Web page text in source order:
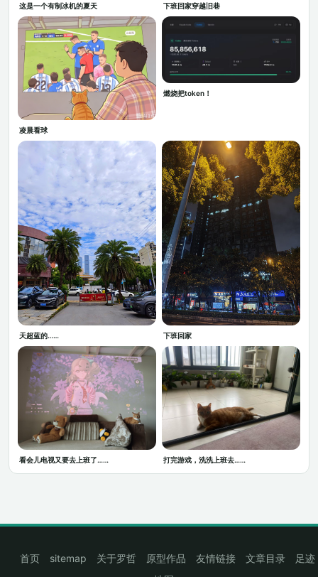
这是一个有制冰机的夏天 下班回家穿越旧巷
凌晨看球
燃烧把token！
天超蓝的…… 下班回家
看会儿电视又要去上班了…… 打完游戏，洗洗上班去……
首页 sitemap 关于罗哲 原型作品 友情链接 文章目录
足迹